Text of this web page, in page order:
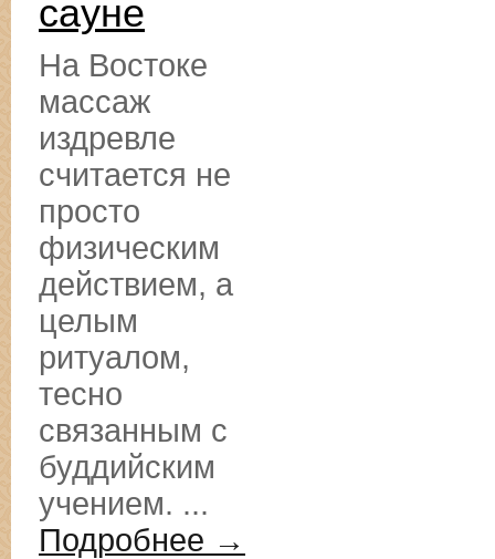
сауне
На Востоке
массаж
издревле
считается не
просто
физическим
действием, а
целым
ритуалом,
тесно
связанным с
буддийским
учением. ...
Подробнее →